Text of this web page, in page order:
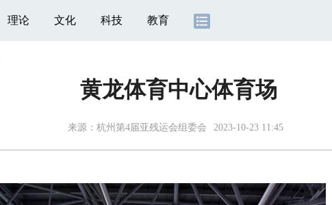
理论 文化 科技 教育
黄龙体育中心体育场
来源： 杭州第4届亚残运会组委会 2023-10-23 11:45